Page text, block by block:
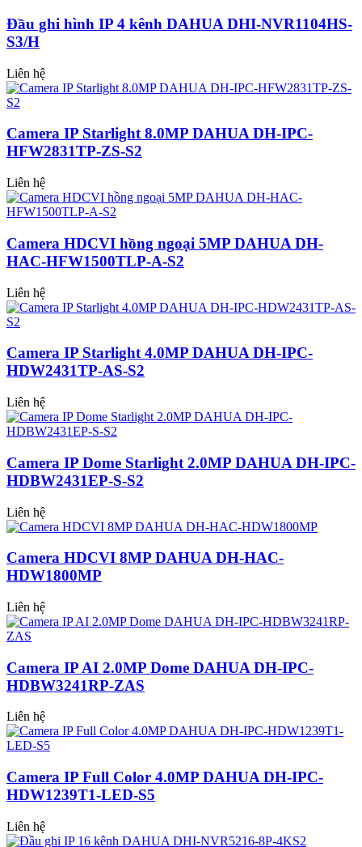
Đầu ghi hình IP 4 kênh DAHUA DHI-NVR1104HS-
S3/H
Liên hệ
Camera IP Starlight 8.0MP DAHUA DH-IPC-
HFW2831TP-ZS-S2
Liên hệ
Camera HDCVI hồng ngoại 5MP DAHUA DH-
HAC-HFW1500TLP-A-S2
Liên hệ
Camera IP Starlight 4.0MP DAHUA DH-IPC-
HDW2431TP-AS-S2
Liên hệ
Camera IP Dome Starlight 2.0MP DAHUA DH-IPC-
HDBW2431EP-S-S2
Liên hệ
Camera HDCVI 8MP DAHUA DH-HAC-
HDW1800MP
Liên hệ
Camera IP AI 2.0MP Dome DAHUA DH-IPC-
HDBW3241RP-ZAS
Liên hệ
Camera IP Full Color 4.0MP DAHUA DH-IPC-
HDW1239T1-LED-S5
Liên hệ